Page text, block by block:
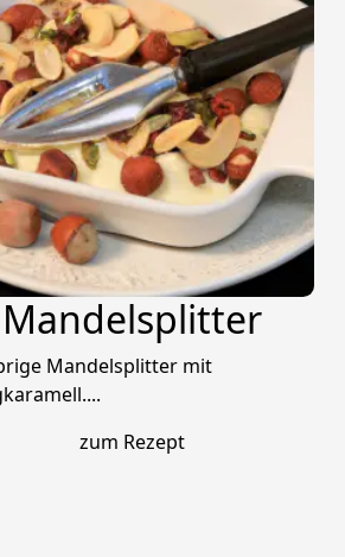
Mandelsplitter
Mandelsplitter mit
zum Rezept